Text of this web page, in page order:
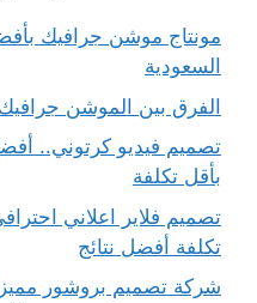
مونتاج موشن جرافيك
السعودية
الفرق بين الموشن جرافيك
تصميم فيديو كرتوني..
بأقل تكلفة
تصميم فلاير اعلاني
تكلفة أفضل نتائج
شركة تصميم بروشور